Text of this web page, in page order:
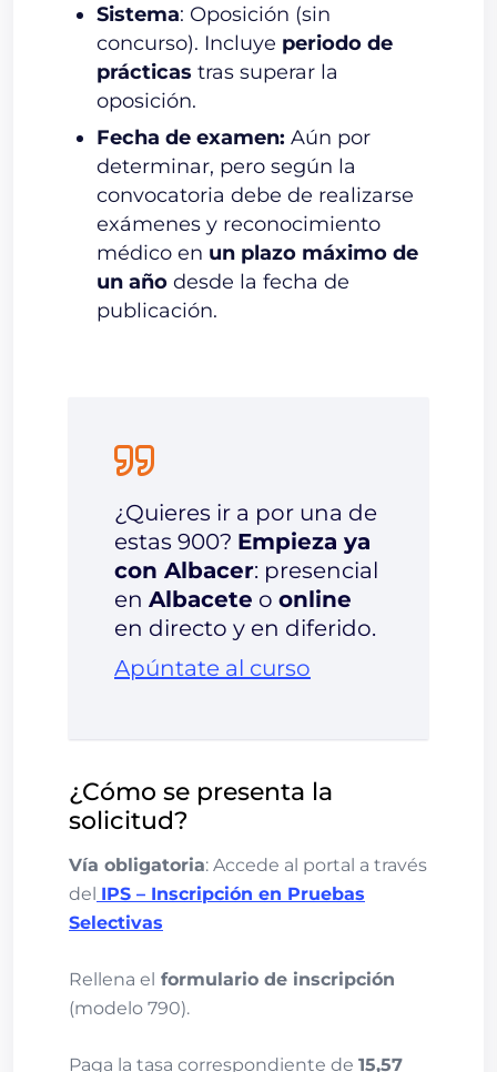
Sistema: Oposición (sin
concurso). Incluye periodo de
prácticas tras superar la
oposición.
Fecha de examen: Aún por
determinar, pero según la
convocatoria debe de realizarse
exámenes y reconocimiento
médico en un plazo máximo de
un año desde la fecha de
publicación.
¿Quieres ir a por una de
estas 900? Empieza ya
con Albacer: presencial
en Albacete o online
en directo y en diferido.
Apúntate al curso
¿Cómo se presenta la
solicitud?
Vía obligatoria: Accede al portal a través
del IPS – Inscripción en Pruebas
Selectivas
Rellena el formulario de inscripción
(modelo 790).
Paga la tasa correspondiente de 15,57